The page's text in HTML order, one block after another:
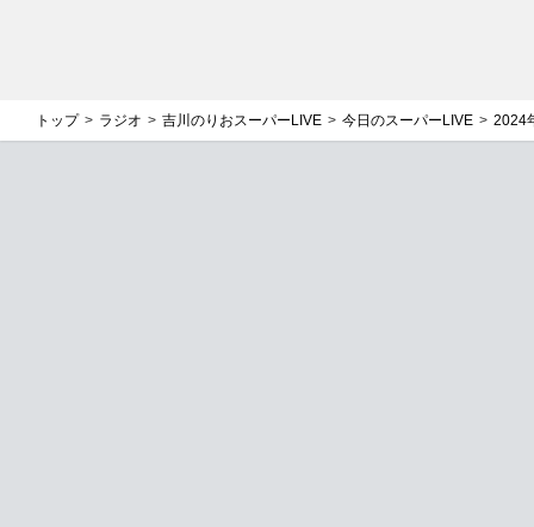
トップ ラジオ 吉川のりおスーパーLIVE 今日のスーパーLIVE 2024